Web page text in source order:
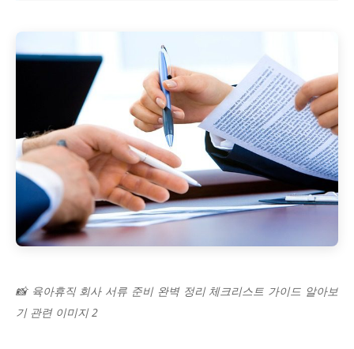
📸 육아휴직 회사 서류 준비 완벽 정리 체크리스트 가이드 알아보
기 관련 이미지 2